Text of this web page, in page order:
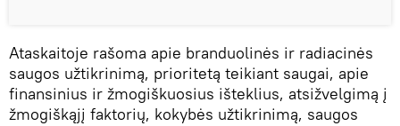
Ataskaitoje rašoma apie branduolinės ir radiacinės
saugos užtikrinimą, prioritetą teikiant saugai, apie
finansinius ir žmogiškuosius išteklius, atsižvelgimą į
žmogiškąjį faktorių, kokybės užtikrinimą, saugos